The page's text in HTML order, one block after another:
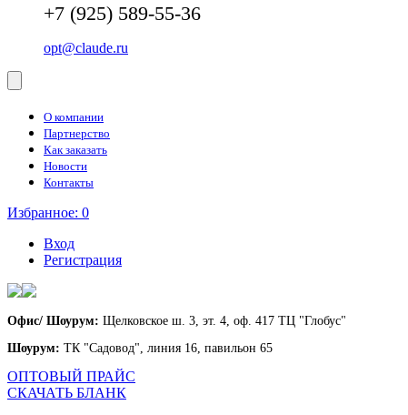
+7 (925) 589-55-36
opt@claude.ru
О компании
Партнерство
Как заказать
Новости
Контакты
Избранное: 0
Вход
Регистрация
Офис/ Шоурум: Щелковское ш. 3, эт. 4, оф. 417 ТЦ "Глобус"
Шоурум: ТК "Садовод", линия 16, павильон 65
ОПТОВЫЙ ПРАЙС
СКАЧАТЬ БЛАНК